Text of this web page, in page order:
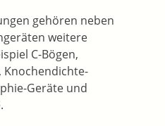
gehören neben
weitere
C-Bögen,
Geräte und